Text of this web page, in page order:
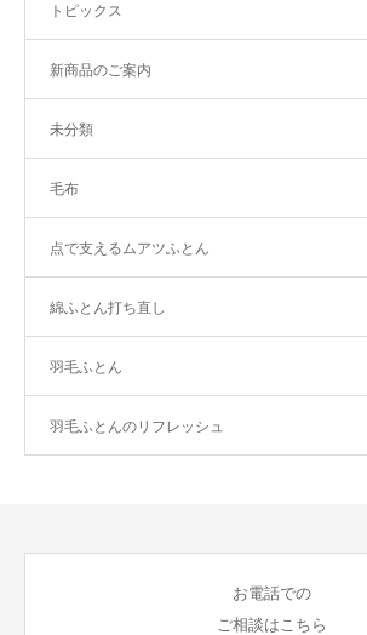
トピックス
新商品のご案内
未分類
毛布
点で支えるムアツふとん
綿ふとん打ち直し
羽毛ふとん
羽毛ふとんのリフレッシュ
お電話での
ご相談はこちら